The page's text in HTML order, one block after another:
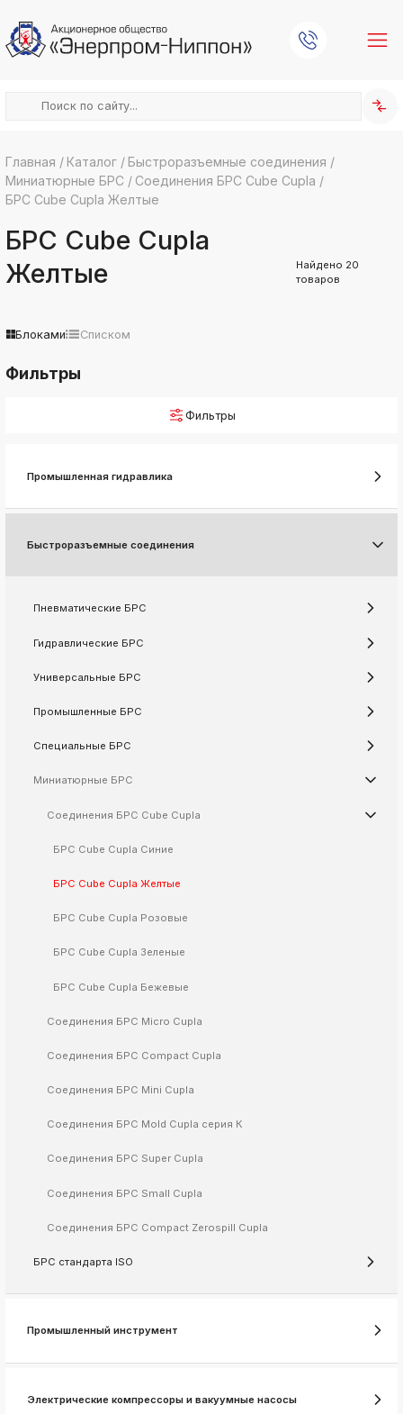
k
ksldkfjsdlfkjsls;ldfkgjsdl;kfkфыва
ksldkfjsdlfkjsls;ldfkgjsdl;kfkфыва
ksldkfjsdlfkjsls;ldfkgjsdl;kfkфыва
k
ksldkfjsdlfkjsls;ldfkgjsdl;kfkфыва
ksldkfjsdlfkjsls;ldfkgjsdl;kfkфыва
k
ksldkfjsdlfkjsls;ldfkgjsdl;kfkфыва
ksldkfjsdlfkjsls;ldfkgjsdl;kfkфыва
k
k
ksldkfjsdlfkjsls;ldfkgjsdl;kfkфыва
ksldkfjsdlfkjsls;ldfkgjsdl;kfkфыва
k
ksldkfjsdlfkjsls;ldfkgjsdl;kfkфыва
k
ksldkfjsdlfkjsls;ldfkgjsdl;kfkфыва
k
k
ksldkfjsdlfkjsls;ldfkgjsdl;kfkфыва
ksldkfjsdlfkjsls;ldfkgjsdl;kfkфыва
ksldkfjsdlfkjsls;ldfkgjsdl;kfkфыва
k
k
Главная / Каталог / Быстроразъемные соединения /
Миниатюрные БРС / Соединения БРС Cube Cupla /
БРС Cube Cupla Желтые
БРС Cube Cupla
Желтые
Найдено 20
товаров
Блоками Списком
Фильтры
Фильтры
Промышленная гидравлика
Быстроразъемные соединения
Пневматические БРС
Гидравлические БРС
Универсальные БРС
Промышленные БРС
Специальные БРС
Миниатюрные БРС
Соединения БРС Cube Cupla
БРС Cube Cupla Синие
БРС Cube Cupla Желтые
БРС Cube Cupla Розовые
БРС Cube Cupla Зеленые
БРС Cube Cupla Бежевые
Соединения БРС Micro Cupla
Соединения БРС Compact Cupla
Соединения БРС Mini Cupla
Соединения БРС Mold Cupla серия К
Соединения БРС Super Cupla
Соединения БРС Small Cupla
Соединения БРС Compact Zerospill Cupla
БРС стандарта ISO
Промышленный инструмент
Электрические компрессоры и вакуумные насосы